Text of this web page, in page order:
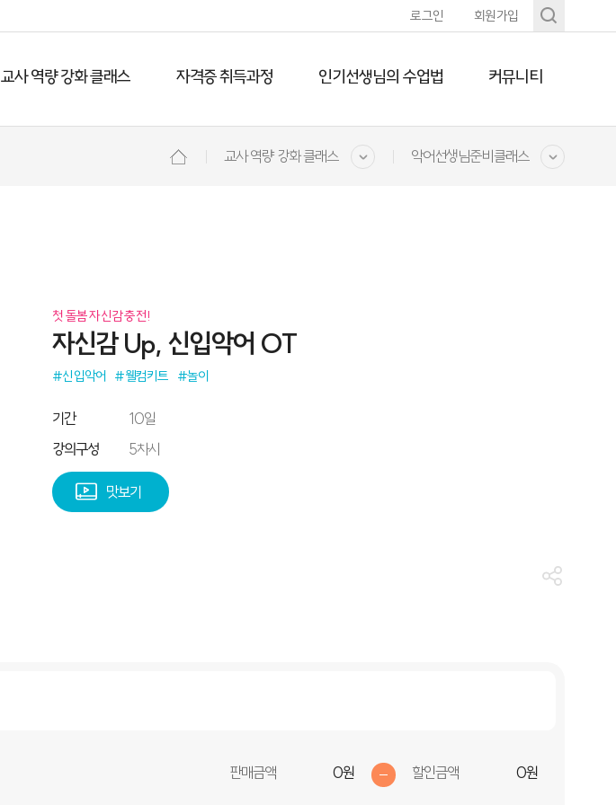
로그인 회원가입
교사 역량 강화 클래스 자격증 취득과정 인기선생님의 수업법 커뮤니티
교사 역량 강화 클래스 악어선생님준비클래스
첫 돌봄 자신감 충전!
자신감 Up, 신입악어 OT
#신입악어 #웰컴키트 #놀이
기간
10일
강의구성
5차시
맛보기
판매금액 0원 할인금액 0원